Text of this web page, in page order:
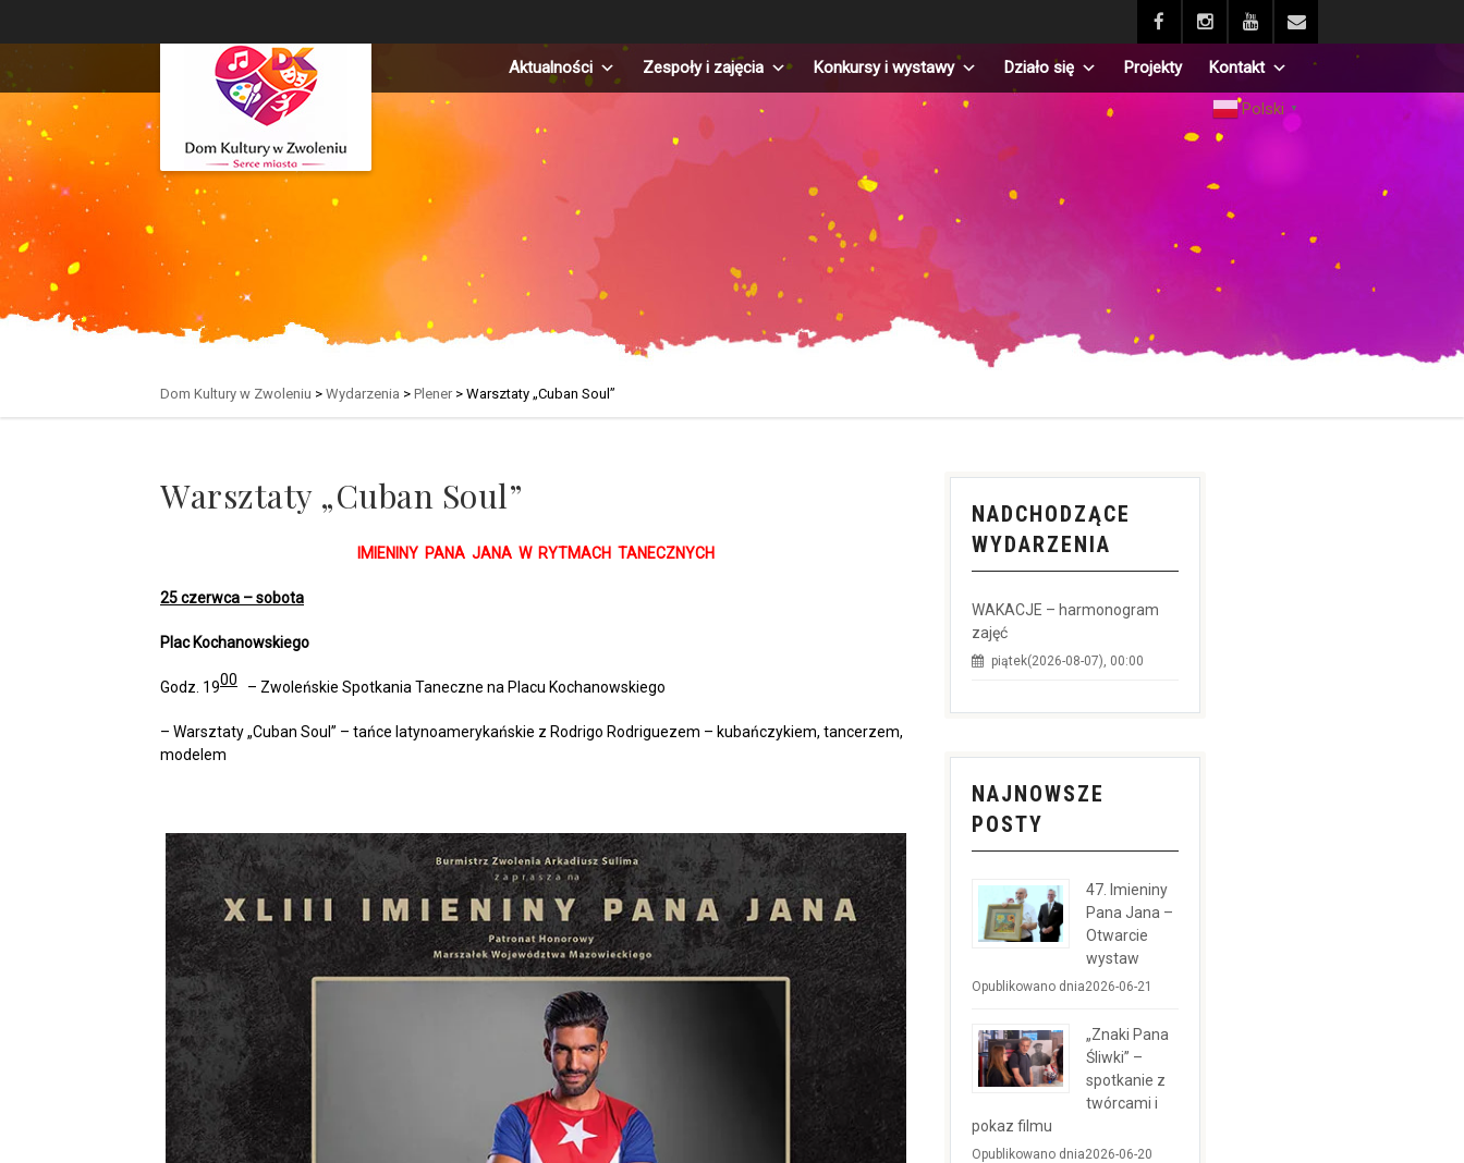
Aktualności Zespoły i zajęcia Konkursy i wystawy Działo się Projekty Kontakt
Polski ▼
Dom Kultury w Zwoleniu > Wydarzenia > Plener > Warsztaty „Cuban Soul”
Warsztaty „Cuban Soul”
IMIENINY PANA JANA W RYTMACH TANECZNYCH
25 czerwca – sobota
Plac Kochanowskiego
Godz. 1900 – Zwoleńskie Spotkania Taneczne na Placu Kochanowskiego
– Warsztaty „Cuban Soul” – tańce latynoamerykańskie z Rodrigo Rodriguezem – kubańczykiem, tancerzem,
modelem
NADCHODZĄCE
WYDARZENIA
WAKACJE – harmonogram
zajęć
piątek(2026-08-07), 00:00
NAJNOWSZE
POSTY
47. Imieniny
Pana Jana –
Otwarcie
wystaw
Opublikowano dnia2026-06-21
„Znaki Pana
Śliwki” –
spotkanie z
twórcami i
pokaz filmu
Opublikowano dnia2026-06-20